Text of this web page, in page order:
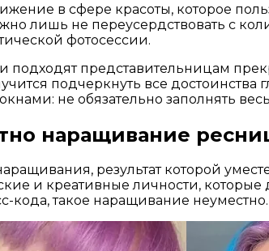
в сфере красоты, которое
лишь не переусердствовать с
фотосессии.
подходят представительницам
подчеркнуть все
не обязательно заполнять
наращивание
результат которой
и креативные личности,
кода, такое наращивание